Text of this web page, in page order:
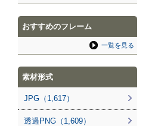
おすすめのフレーム
一覧を見る
素材形式
JPG（1,617）
透過PNG（1,609）